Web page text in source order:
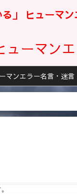
」 ヒューマ
マンエラー名言・迷言